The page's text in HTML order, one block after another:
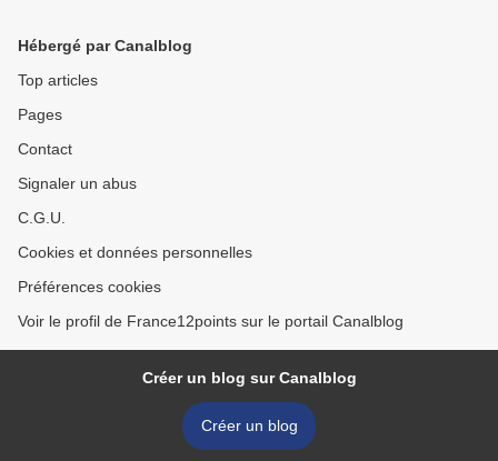
Hébergé par Canalblog
Top articles
Pages
Contact
Signaler un abus
C.G.U.
Cookies et données personnelles
Préférences cookies
Voir le profil de France12points sur le portail Canalblog
Créer un blog sur Canalblog
Créer un blog